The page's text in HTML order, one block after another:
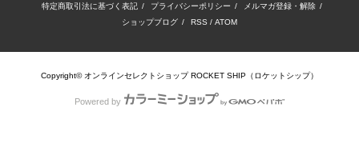
特定商取引法に基づく表記 / プライバシーポリシー / メルマガ登録・解除 /
ショップブログ / RSS / ATOM
Copyright© オンラインセレクトショップ ROCKET SHIP（ロケットシップ）
Powered by